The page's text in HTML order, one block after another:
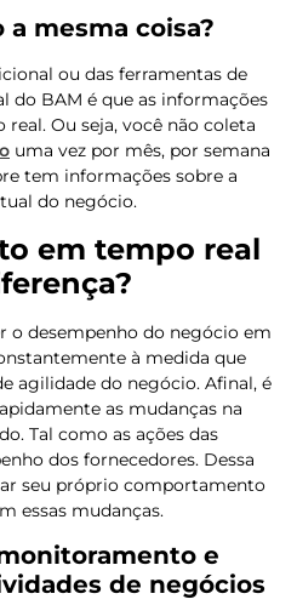
a mesma coisa?
ou das ferramentas de
do BAM é que as informações
Ou seja, você não coleta
uma vez por mês, por semana
tem informações sobre a
do negócio.
em tempo real
o desempenho do negócio em
à medida que
agilidade do negócio. Afinal, é
as mudanças na
Tal como as ações das
dos fornecedores. Dessa
seu próprio comportamento
essas mudanças.
e
de negócios